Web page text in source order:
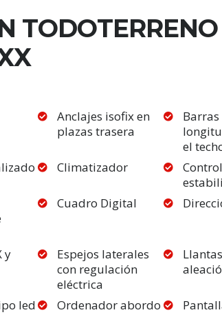
TODOTERRENO
Anclajes isofix en
plazas trasera
Barras
el
Climatizador
Cuadro Digital
y
Espejos laterales
con regulación
eléctrica
led Ordenador abordo